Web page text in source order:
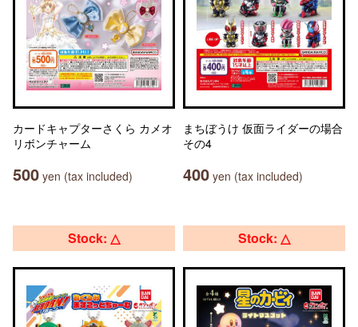
カードキャプターさくら カメオ
リボンチャーム
500 yen (tax included)
まちぼうけ 仮面ライダーの場合
その4
400 yen (tax included)
Stock: △ Stock: △